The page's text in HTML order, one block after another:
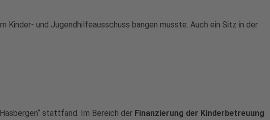
Kinder- und Jugendhilfeausschuss bangen musste. Auch ein Sitz in der
stattfand. Im Bereich der Finanzierung der Kinderbetreuung